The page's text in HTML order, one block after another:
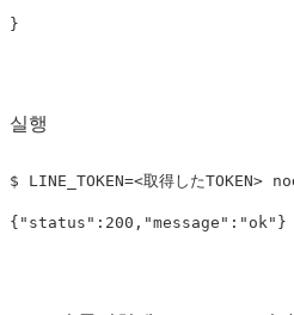
}
실행
$ LINE_TOKEN=<取得したTOKEN>